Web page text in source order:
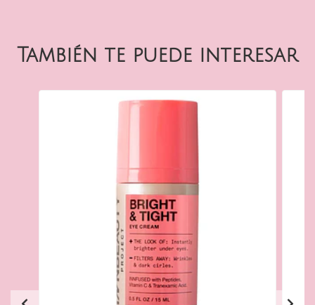
También te puede interesar